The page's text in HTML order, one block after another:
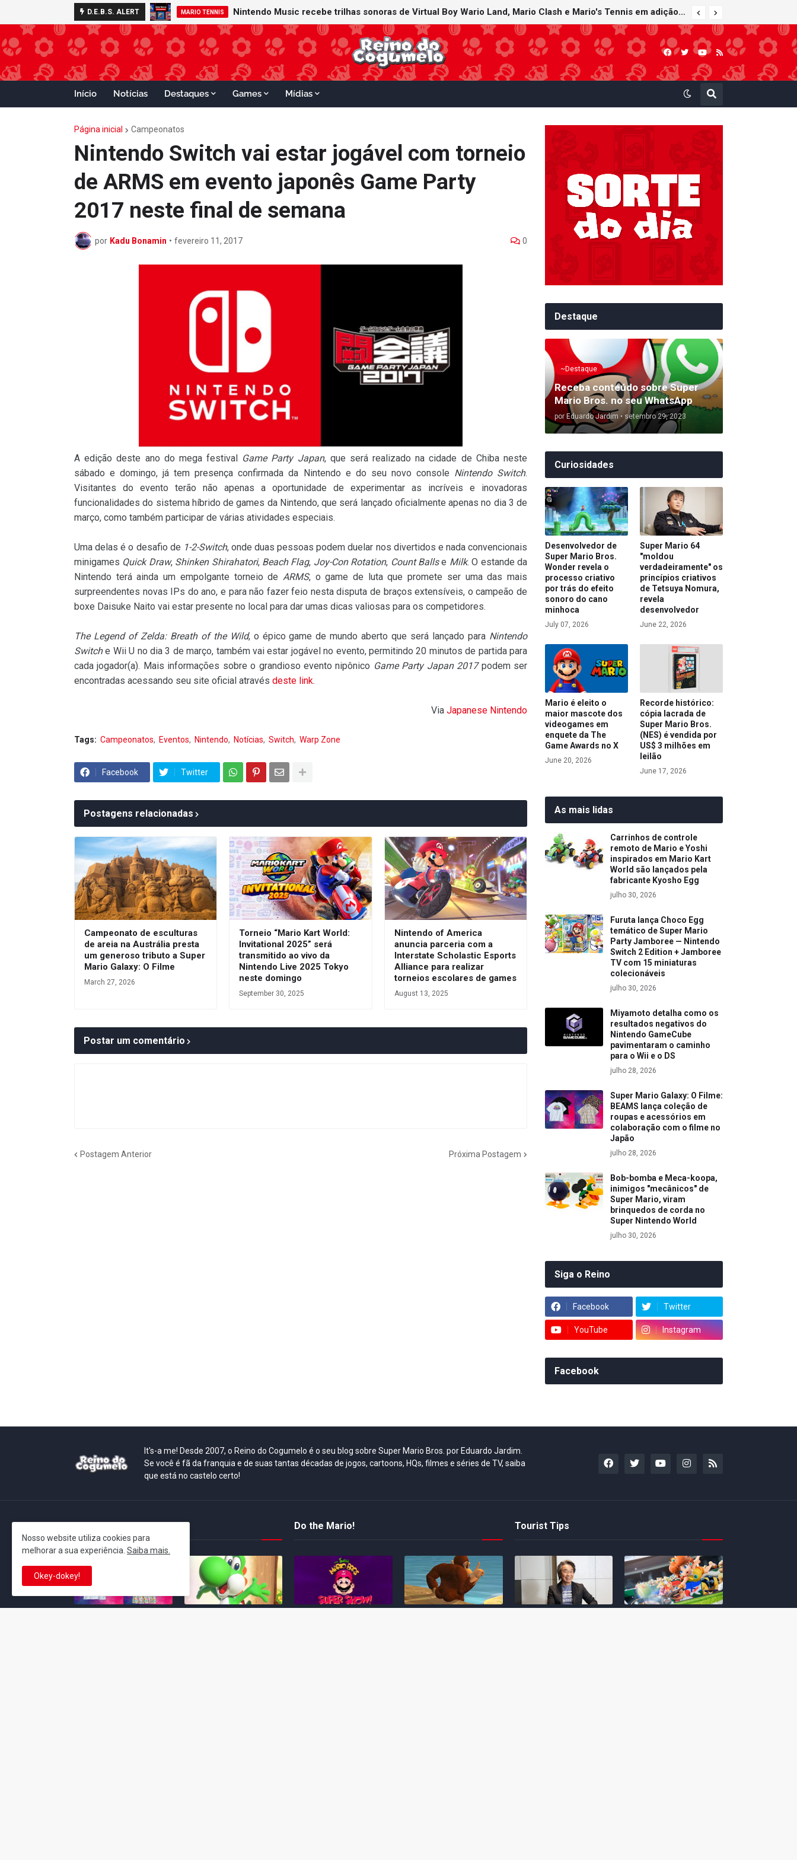
D.E.B.S. ALERT MARIO TENNIS Nintendo Music recebe trilhas sonoras de Virtual Boy Wario Land, Mario Clash e Mario's Tennis em adição histórica ao catálogo
GAMECUBE Super Mario Sunshine é anunciado para o Nintendo GameCube - Nintendo Classics do Nintendo Switch Online
Início Notícias Destaques Games Mídias
Página inicial Campeonatos
Nintendo Switch vai estar jogável com torneio
de ARMS em evento japonês Game Party
2017 neste final de semana
por Kadu Bonamin • fevereiro 11, 2017 0
A edição deste ano do mega festival Game Party Japan, que será realizado na cidade de Chiba neste
sábado e domingo, já tem presença confirmada da Nintendo e do seu novo console Nintendo Switch.
Visitantes do evento terão não apenas a oportunidade de experimentar as incríveis e inovadoras
funcionalidades do sistema híbrido de games da Nintendo, que será lançado oficialmente apenas no dia 3 de
março, como também participar de várias atividades especiais.
Uma delas é o desafio de 1-2-Switch, onde duas pessoas podem duelar nos divertidos e nada convencionais
minigames Quick Draw, Shinken Shirahatori, Beach Flag, Joy-Con Rotation, Count Ballse Milk. O estande da
Nintendo terá ainda um empolgante torneio de ARMS, o game de luta que promete ser uma das mais
surpreendentes novas IPs do ano, e para não fazer feio nesta disputa de braços extensíveis, o campeão de
boxe Daisuke Naito vai estar presente no local para dar umas dicas valiosas para os competidores.
The Legend of Zelda: Breath of the Wild, o épico game de mundo aberto que será lançado para Nintendo
Switche Wii U no dia 3 de março, também vai estar jogável no evento, permitindo 20 minutos de partida para
cada jogador(a). Mais informações sobre o grandioso evento nipônico Game Party Japan 2017podem ser
encontradas acessando seu site oficial através deste link.
Via Japanese Nintendo
Tags: Campeonatos Eventos Nintendo Notícias Switch Warp Zone
Facebook Twitter
Postagens relacionadas
Campeonato de esculturas
de areia na Austrália presta
um generoso tributo a Super
Mario Galaxy: O Filme
March 27, 2026
Torneio “Mario Kart World:
Invitational 2025” será
transmitido ao vivo da
Nintendo Live 2025 Tokyo
neste domingo
September 30, 2025
Nintendo of America
anuncia parceria com a
Interstate Scholastic Esports
Alliance para realizar
torneios escolares de games
August 13, 2025
Postar um comentário
Postagem Anterior Próxima Postagem
Destaque
~Destaque
Receba conteúdo sobre Super
Mario Bros. no seu WhatsApp
por Eduardo Jardim • setembro 29, 2023
Curiosidades
Desenvolvedor de
Super Mario Bros.
Wonder revela o
processo criativo
por trás do efeito
sonoro do cano
minhoca
July 07, 2026
Super Mario 64
"moldou
verdadeiramente" os
princípios criativos
de Tetsuya Nomura,
revela
desenvolvedor
June 22, 2026
Mario é eleito o
maior mascote dos
videogames em
enquete da The
Game Awards no X
June 20, 2026
Recorde histórico:
cópia lacrada de
Super Mario Bros.
(NES) é vendida por
US$ 3 milhões em
leilão
June 17, 2026
As mais lidas
Carrinhos de controle
remoto de Mario e Yoshi
inspirados em Mario Kart
World são lançados pela
fabricante Kyosho Egg
julho 30, 2026
Furuta lança Choco Egg
temático de Super Mario
Party Jamboree — Nintendo
Switch 2 Edition + Jamboree
TV com 15 miniaturas
colecionáveis
julho 30, 2026
Miyamoto detalha como os
resultados negativos do
Nintendo GameCube
pavimentaram o caminho
para o Wii e o DS
julho 28, 2026
Super Mario Galaxy: O Filme:
BEAMS lança coleção de
roupas e acessórios em
colaboração com o filme no
Japão
julho 28, 2026
Bob-bomba e Meca-koopa,
inimigos "mecânicos" de
Super Mario, viram
brinquedos de corda no
Super Nintendo World
julho 30, 2026
Siga o Reino
Facebook Twitter
YouTube Instagram
Facebook
It's-a me! Desde 2007, o Reino do Cogumelo é o seu blog sobre Super Mario Bros. por Eduardo Jardim.
Se você é fã da franquia e de suas tantas décadas de jogos, cartoons, HQs, filmes e séries de TV, saiba
que está no castelo certo!
Do the Mario! Tourist Tips
Nosso website utiliza cookies para
melhorar a sua experiência. Saiba mais.
Okey-dokey!